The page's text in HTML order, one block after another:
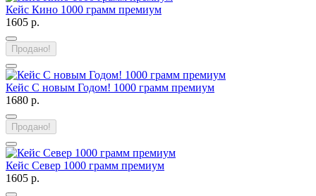
Кейс Кино 1000 грамм премиум
1605 р.
Продано!
Кейс С новым Годом! 1000 грамм премиум
1680 р.
Продано!
Кейс Север 1000 грамм премиум
1605 р.